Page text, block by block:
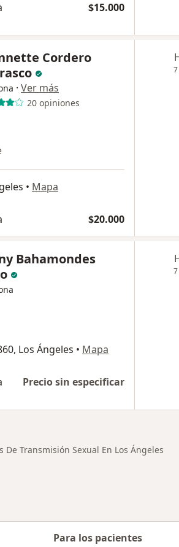
$15.000
Cordero
· Ver más
20 opiniones
• Mapa
$20.000
Bahamondes
Los Ángeles • Mapa
Precio sin especificar
De Transmisión Sexual En Los Ángeles
Para los pacientes